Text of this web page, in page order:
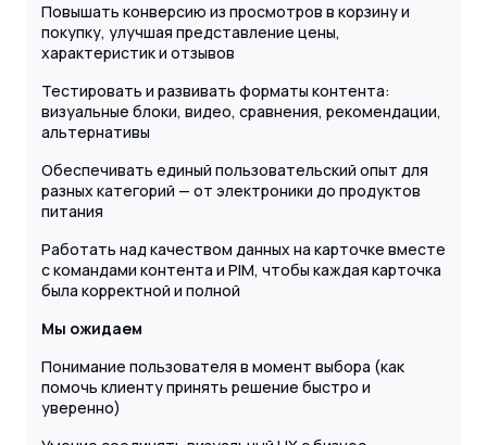
Повышать конверсию из просмотров в корзину и
покупку, улучшая представление цены,
характеристик и отзывов
Тестировать и развивать форматы контента:
визуальные блоки, видео, сравнения, рекомендации,
альтернативы
Обеспечивать единый пользовательский опыт для
разных категорий — от электроники до продуктов
питания
Работать над качеством данных на карточке вместе
с командами контента и PIM, чтобы каждая карточка
была корректной и полной
Мы ожидаем
Понимание пользователя в момент выбора (как
помочь клиенту принять решение быстро и
уверенно)